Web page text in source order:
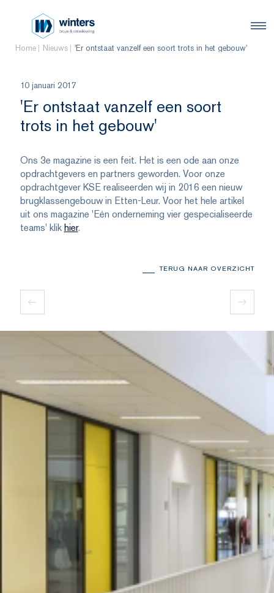
Home Nieuws 'Er ontstaat vanzelf een soort trots in het gebouw'
10 januari 2017
'Er ontstaat vanzelf een soort
trots in het gebouw'
Ons 3e magazine is een feit. Het is een ode aan onze
opdrachtgevers en partners geworden. Voor onze
opdrachtgever KSE realiseerden wij in 2016 een nieuw
brugklassengebouw in Etten-Leur. Voor het hele artikel
uit ons magazine 'Eén onderneming vier gespecialiseerde
teams' klikhier.
TERUG NAAR OVERZICHT